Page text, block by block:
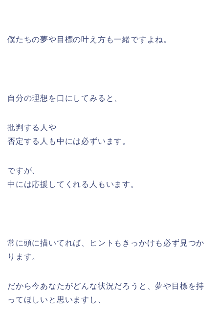
僕たちの夢や目標の叶え方も一緒ですよね。
自分の理想を口にしてみると、
批判する人や
否定する人も中には必ずいます。
ですが、
中には応援してくれる人もいます。
常に頭に描いてれば、ヒントもきっかけも必ず見つか
ります。
だから今あなたがどんな状況だろうと、夢や目標を持
ってほしいと思いますし、